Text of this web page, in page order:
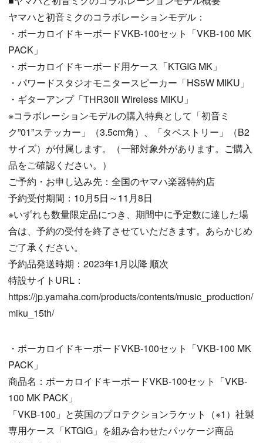
ヤマハと初音ミクのコラボレーションモデル：
・ボーカロイドキーボードVKB-100セット「VKB-100 MK
PACK」
・ボーカロイドキーボード用ケース「KTGIG MK」
・パワードスタジオモニタースピーカー「HS5W MIKU」
・ギターアンプ「THR30Ⅱ Wireless MIKU」
※コラボレーションモデルの購入特典として「初音ミ
ク”01”ステッカー」（3.5cm角）、「タペストリー」（B2
サイズ）が付属します。（一部対象外があります。ご購入
品をご確認ください。）
ご予約・お申し込み先：全国のヤマハ楽器特約店
予約受付期間：10月5日～11月8日
※いずれも数量限定品につき、期間中に予定数に達した場
合は、予約の受付を終了させていただきます。あらかじめ
ご了承ください。
予約品発送時期：2023年1月以降 順次
特設サイトURL：
https://jp.yamaha.com/products/contents/music_production/
miku_15th/
・ボーカロイドキーボードVKB-100セット「VKB-100 MK
PACK」
商品名：ボーカロイドキーボードVKB-100セット「VKB-
100 MK PACK」
「VKB-100」と英国のプロテクションラケット（※1）社製
専用ケース「KTGIG」を組み合わせたパッケージ商品